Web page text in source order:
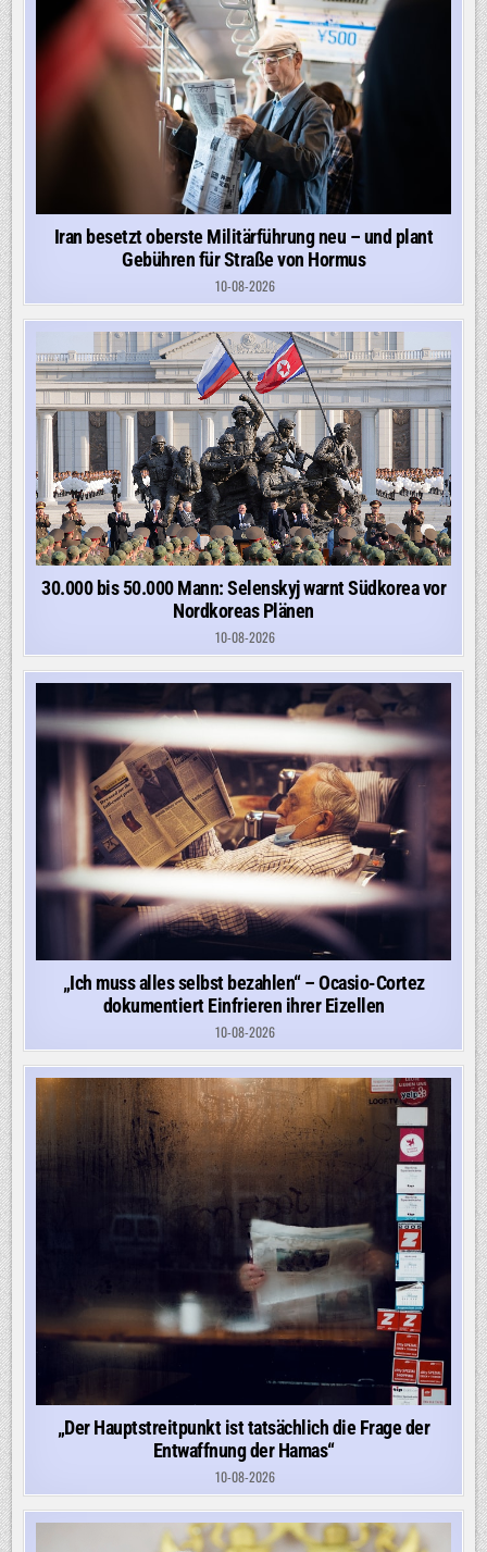
Iran besetzt oberste Militärführung neu – und plant
Gebühren für Straße von Hormus
10-08-2026
30.000 bis 50.000 Mann: Selenskyj warnt Südkorea vor
Nordkoreas Plänen
10-08-2026
„Ich muss alles selbst bezahlen“ – Ocasio-Cortez
dokumentiert Einfrieren ihrer Eizellen
10-08-2026
„Der Hauptstreitpunkt ist tatsächlich die Frage der
Entwaffnung der Hamas“
10-08-2026